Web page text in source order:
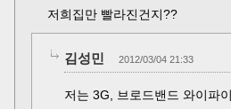
저희집만 빨라진건지??
김성민 2012/03/04 21:33
저는 3G, 브로드밴드 와이파